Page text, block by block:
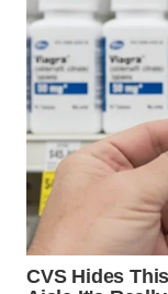
LABUHANBATU
WN
TAPANULI
TENGAH
WN DELI
SERDANG
WN
TEBING